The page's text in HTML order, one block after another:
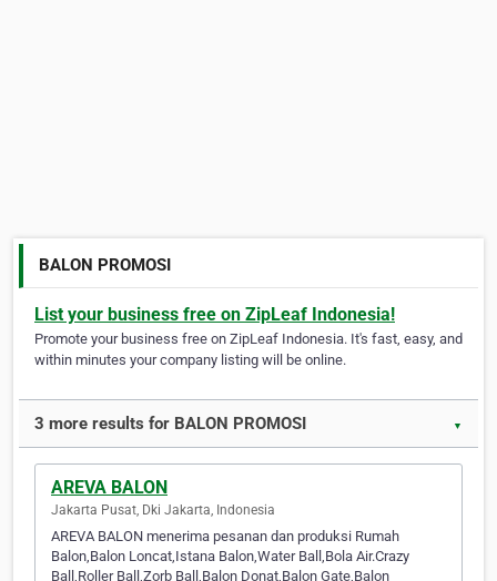
BALON PROMOSI
List your business free on ZipLeaf Indonesia!
Promote your business free on ZipLeaf Indonesia. It's fast, easy, and
within minutes your company listing will be online.
3 more results for BALON PROMOSI ▼
AREVA BALON
Jakarta Pusat, Dki Jakarta, Indonesia
AREVA BALON menerima pesanan dan produksi Rumah
Balon,Balon Loncat,Istana Balon,Water Ball,Bola Air.Crazy
Ball,Roller Ball,Zorb Ball,Balon Donat,Balon Gate,Balon